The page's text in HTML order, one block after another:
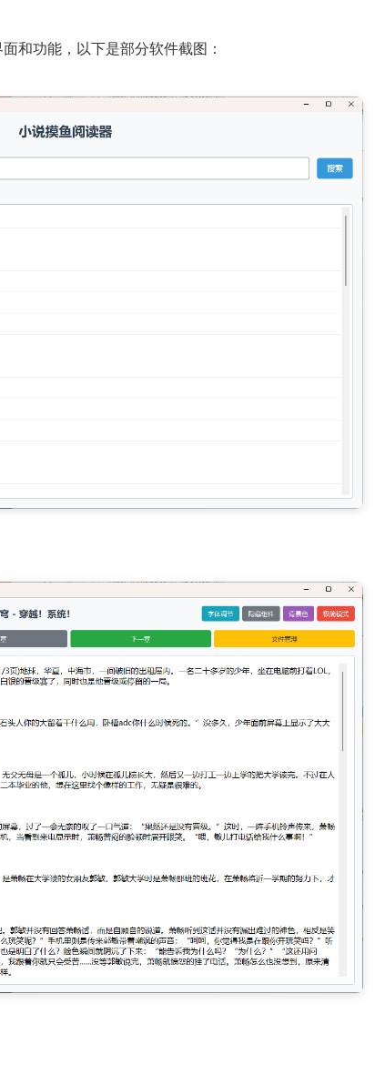
和功能，以下是部分软件截图：